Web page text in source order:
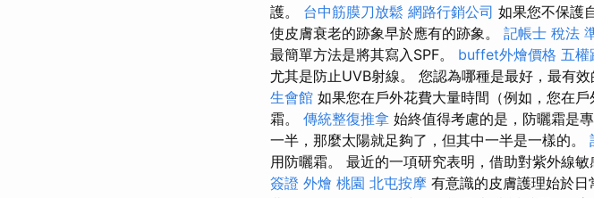
護。 台中筋膜刀放鬆 網路行銷公司 如果您不保護
使皮膚衰老的跡象早於應有的跡象。 記帳士 稅法
最簡單方法是將其寫入SPF。 buffet外燴價格 五權
尤其是防止UVB射線。 您認為哪種是最好，最有效
生會館 如果您在戶外花費大量時間（例如，您在
霜。 傳統整復推拿 始終值得考慮的是，防曬霜是
一半，那麼太陽就足夠了，但其中一半是一樣的。
用防曬霜。 最近的一項研究表明，借助對紫外線
簽證 外燴 桃園 北屯按摩 有意識的皮膚護理始於日